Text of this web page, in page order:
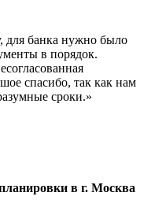
для банка нужно было
в порядок.
спасибо, так как нам
сроки.»
в г. Москва